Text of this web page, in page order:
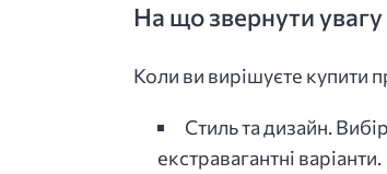
На що звернути
Коли ви вирішуєте купити
Стиль та дизайн.
екстравагантні варіанти.